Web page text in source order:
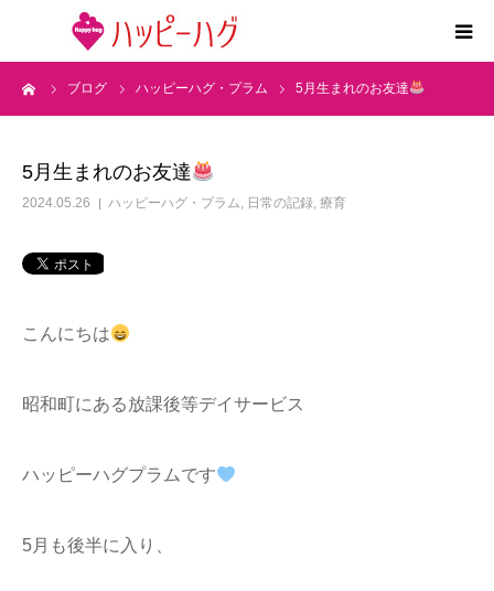
ブログ ハッピーハグ・プラム 5月生まれのお友達
5月生まれのお友達
2024.05.26 ハッピーハグ・プラム, 日常の記録, 療育
こんにちは
昭和町にある放課後等デイサービス
ハッピーハグプラムです
5月も後半に入り、
2つの特徴
求人情報
運営会社